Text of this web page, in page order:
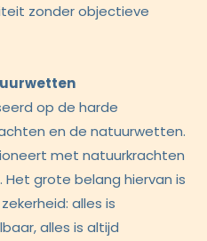
zonder objectieve
op de harde
en de natuurwetten.
met natuurkrachten
grote belang hiervan is
alles is
alles is altijd